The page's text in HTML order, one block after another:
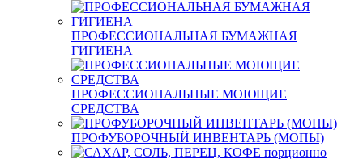
ПРОФЕССИОНАЛЬНАЯ БУМАЖНАЯ
ГИГИЕНА
ПРОФЕССИОНАЛЬНЫЕ МОЮЩИЕ
СРЕДСТВА
ПРОФУБОРОЧНЫЙ ИНВЕНТАРЬ (МОПЫ)